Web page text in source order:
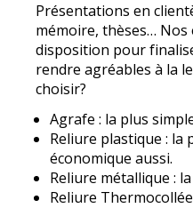
Présentations en
mémoire, thèses…
disposition pour
rendre agréables à la
choisir?
Agrafe : la plus
Reliure plastique : la
économique aussi.
Reliure métallique :
Reliure